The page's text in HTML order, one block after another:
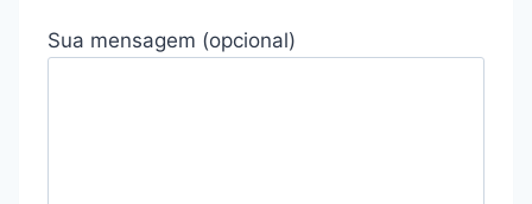
Sua mensagem (opcional)